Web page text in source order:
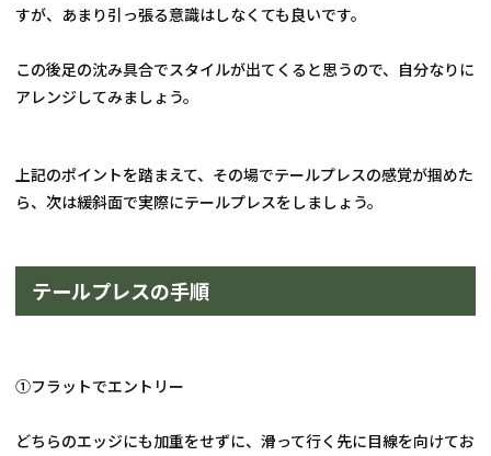
すが、あまり引っ張る意識はしなくても良いです。
この後足の沈み具合でスタイルが出てくると思うので、自分なりに
アレンジしてみましょう。
上記のポイントを踏まえて、その場でテールプレスの感覚が掴めた
ら、次は緩斜面で実際にテールプレスをしましょう。
テールプレスの手順
①フラットでエントリー
どちらのエッジにも加重をせずに、滑って行く先に目線を向けてお